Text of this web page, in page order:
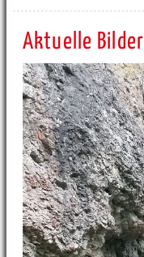
Aktuelle Bilder